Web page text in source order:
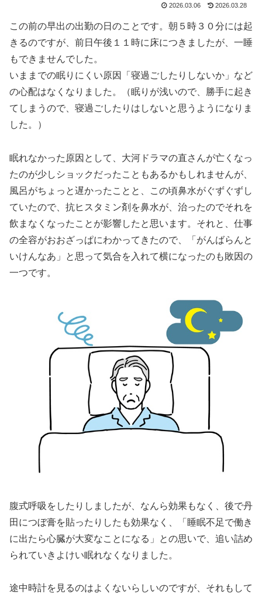
2026.03.06 2026.03.28
この前の早出の出勤の日のことです。朝５時３０分には起
きるのですが、前日午後１１時に床につきましたが、一睡
もできませんでした。
いままでの眠りにくい原因「寝過ごしたりしないか」など
の心配はなくなりました。（眠りが浅いので、勝手に起き
てしまうので、寝過ごしたりはしないと思うようになりま
した。）
眠れなかった原因として、大河ドラマの直さんが亡くなっ
たのが少しショックだったこともあるかもしれませんが、
風呂がちょっと遅かったことと、この頃鼻水がぐずぐずし
ていたので、抗ヒスタミン剤を鼻水が、治ったのでそれを
飲まなくなったことが影響したと思います。それと、仕事
の全容がおおざっぱにわかってきたので、「がんばらんと
いけんなあ」と思って気合を入れて横になったのも敗因の
一つです。
腹式呼吸をしたりしましたが、なんら効果もなく、後で丹
田につぼ膏を貼ったりしたも効果なく、「睡眠不足で働き
に出たら心臓が大変なことになる」との思いで、追い詰め
られていきよけい眠れなくなりました。
途中時計を見るのはよくないらしいのですが、それもして